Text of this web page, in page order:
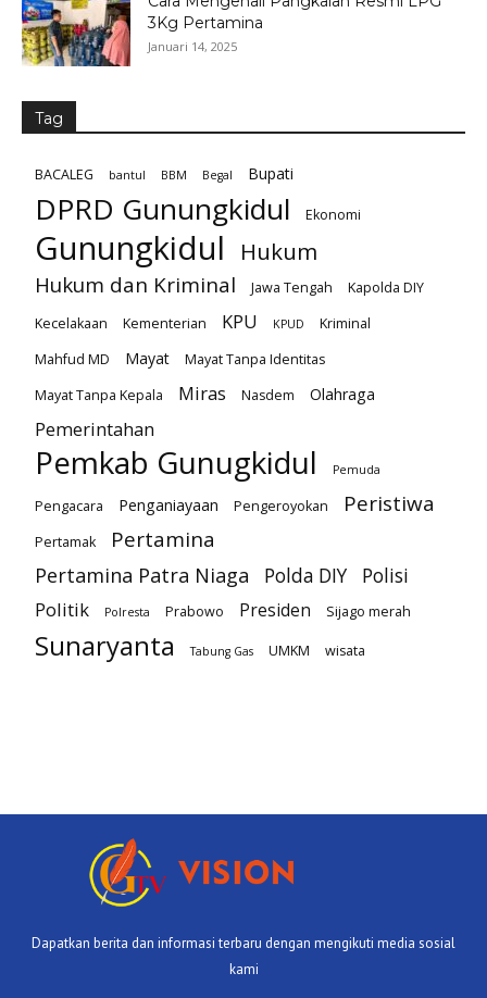
3Kg Pertamina
Januari 14, 2025
Tag
BACALEG bantul BBM Begal Bupati
DPRD Gunungkidul Ekonomi
Gunungkidul Hukum
Hukum dan Kriminal Jawa Tengah
Kapolda DIY
Kecelakaan
Kementerian KPU KPUD
Kriminal
Mahfud MD
Mayat
Mayat Tanpa Identitas
Mayat Tanpa Kepala
Miras Nasdem Olahraga
Pemerintahan
Pemkab Gunugkidul Pemuda
Pengacara Penganiayaan Pengeroyokan Peristiwa
Pertamak Pertamina
Pertamina Patra Niaga Polda DIY
Polisi
Politik
Polresta Prabowo Presiden Sijago merah
Sunaryanta Tabung Gas UMKM wisata
Dapatkan berita dan informasi terbaru dengan mengikuti media sosial
kami